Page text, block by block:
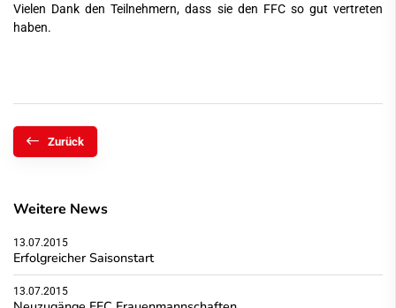
Vielen Dank den Teilnehmern, dass sie den FFC so gut vertreten
haben.
Zurück
Weitere News
13.07.2015
Erfolgreicher Saisonstart
13.07.2015